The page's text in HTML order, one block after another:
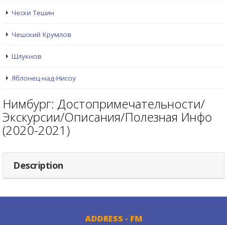
Чески Тешин
Чешский Крумлов
Шлукнов
Яблонец-над-Нисоу
Нимбург: Достопримечательности/
Экскурсии/Описания/Полезная Инфо
(2020-2021)
Description
ADDRESS - FM